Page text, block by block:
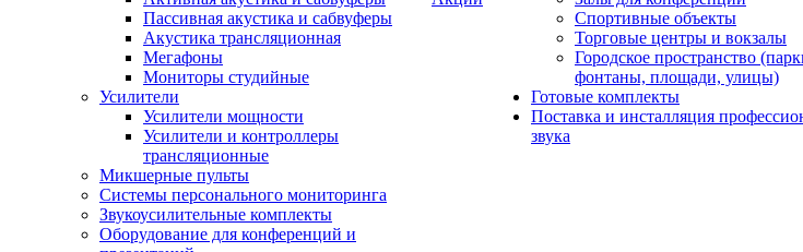
Пассивная акустика и сабвуферы
Акустика трансляционная
Мегафоны
Мониторы студийные
Усилители
Усилители мощности
Усилители и контроллеры
трансляционные
Микшерные пульты
Системы персонального мониторинга
Звукоусилительные комплекты
Оборудование для конференций и
Спортивные объекты
Торговые центры и вокзалы
Городское пространство
фонтаны, площади, улицы)
Готовые комплекты
Поставка и инсталляция
звука